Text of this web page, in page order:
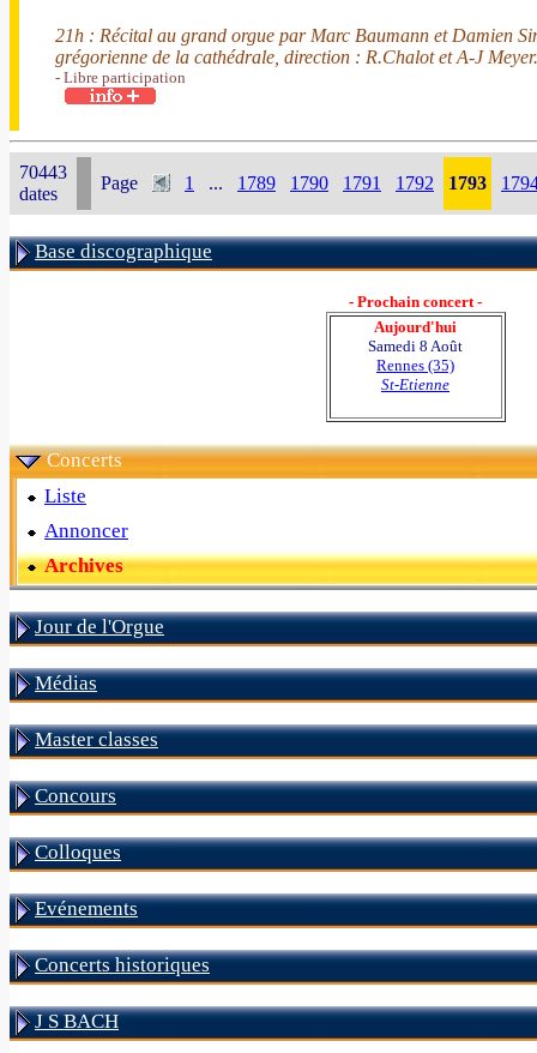
21h : Récital au grand orgue par Marc Baumann et Damien
grégorienne de la cathédrale, direction : R.Chalot et A-J Meyer.
- Libre participation
70443
dates
Page 1 ... 1789 1790 1791 1792 1793
Base discographique
- Prochain concert -
Aujourd'hui
Samedi 8 Août
Rennes (35)
St-Etienne
Concerts
Liste
Annoncer
Archives
Jour de l'Orgue
Médias
Master classes
Concours
Colloques
Evénements
Concerts historiques
J S BACH